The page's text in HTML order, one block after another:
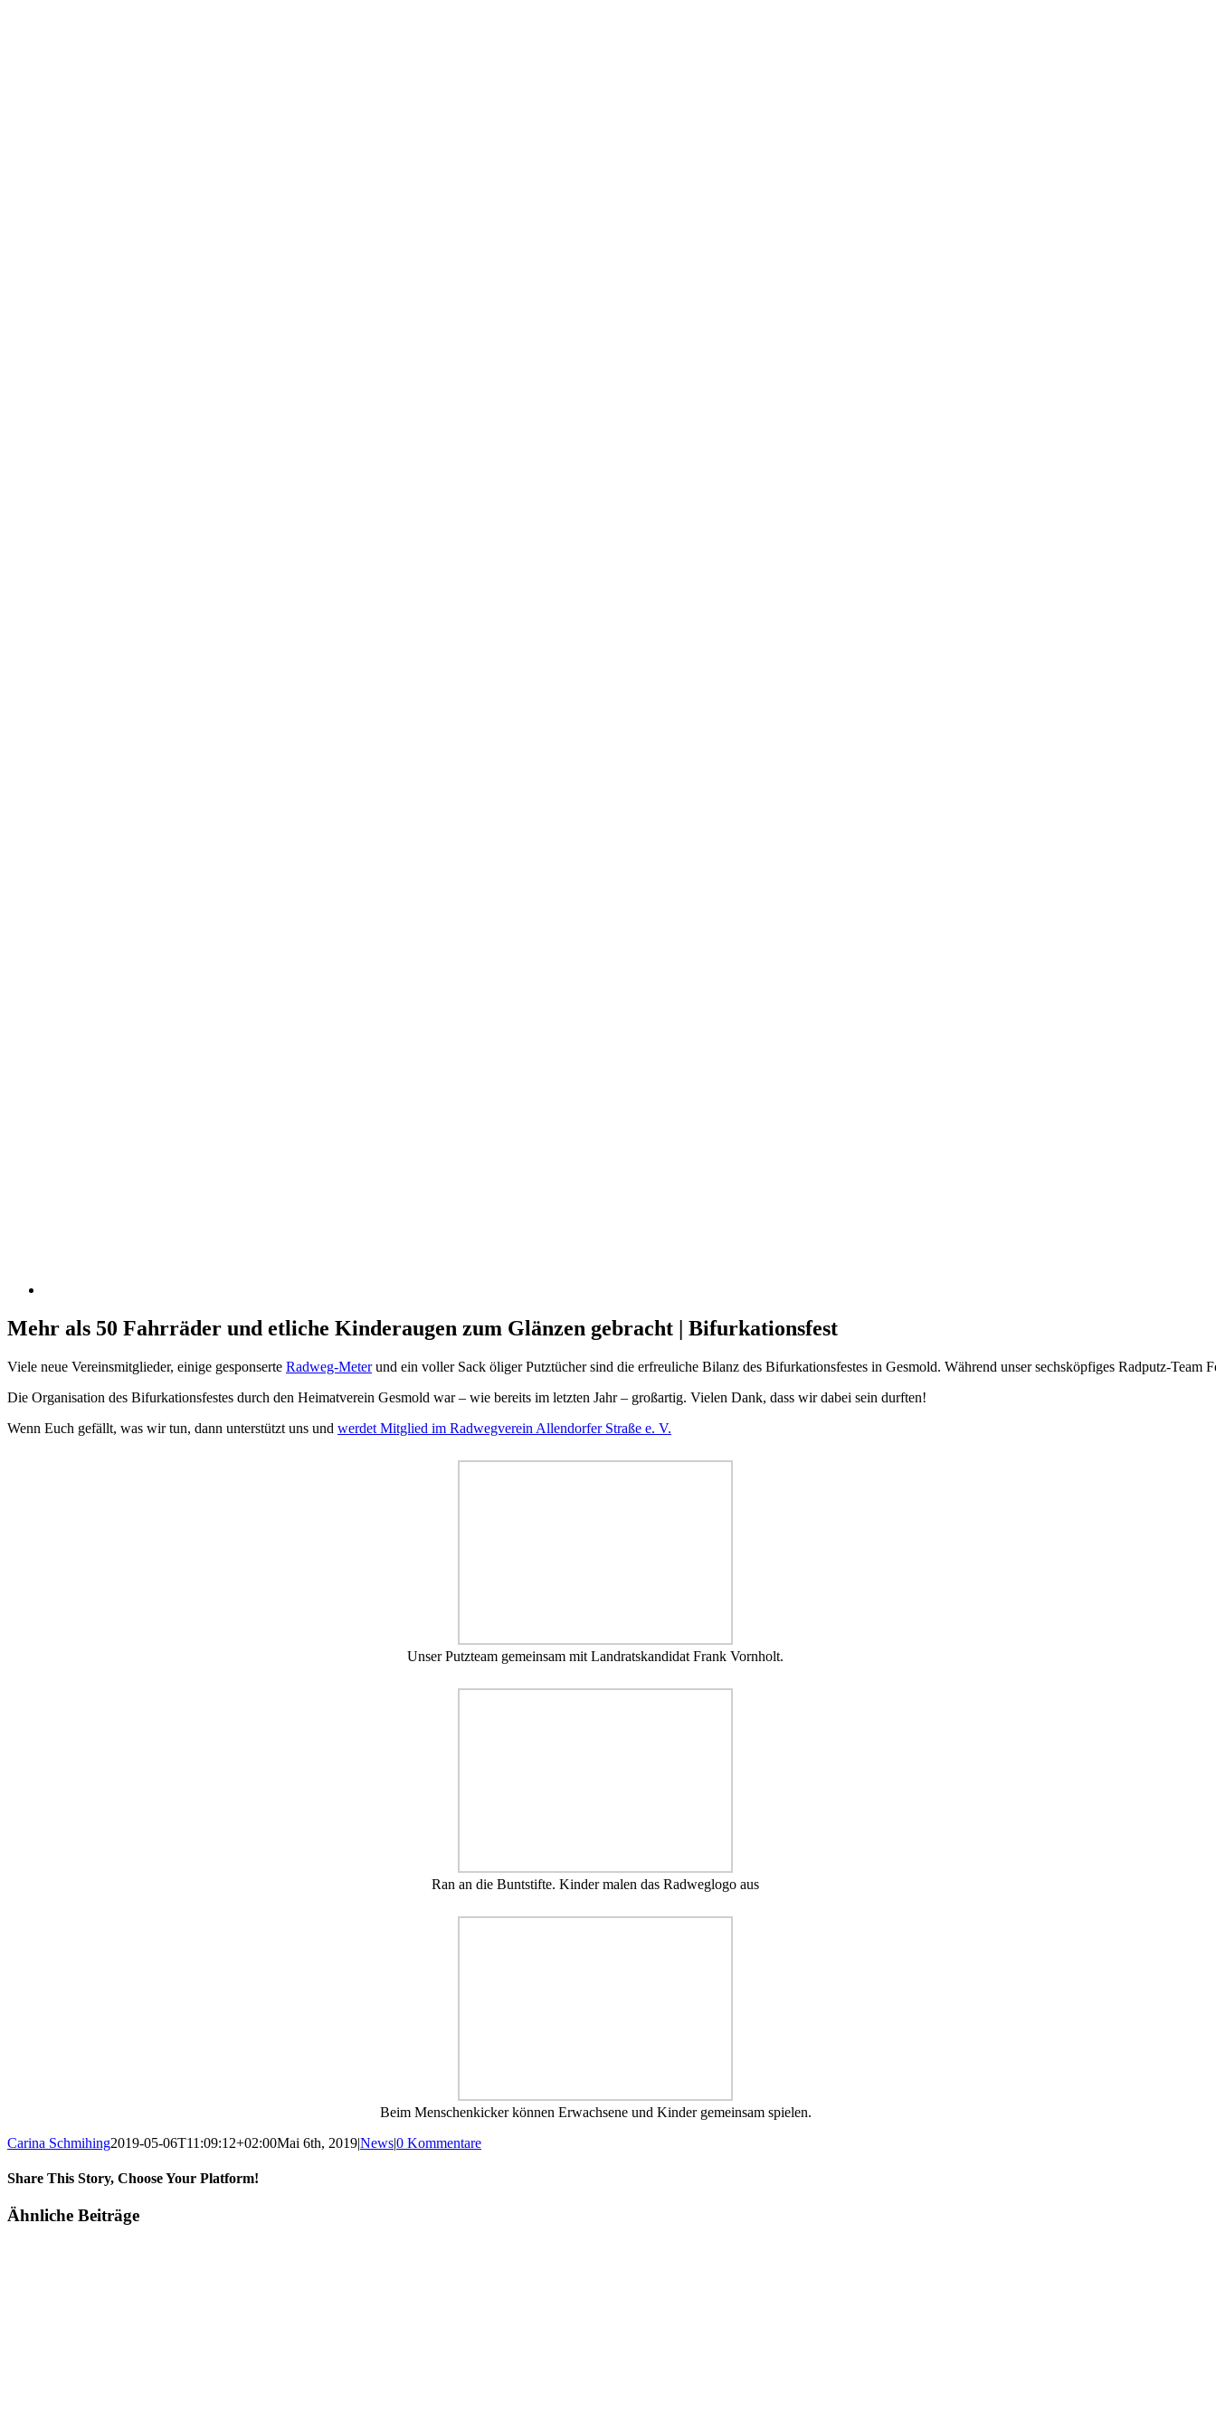
Mehr als 50 Fahrräder und etliche Kinderaugen zum Glänzen gebracht | Bifurkationsfest
Viele neue Vereinsmitglieder, einige gesponserte Radweg-Meterund ein voller Sack öliger Putztücher sind die erfreuliche Bilanz des Bifurkationsfestes in Gesmold. Während unser sechsköpfiges Radputz-
Die Organisation des Bifurkationsfestes durch den Heimatverein Gesmold war – wie bereits im letzten Jahr – großartig. Vielen Dank, dass wir dabei sein durften!
Wenn Euch gefällt, was wir tun, dann unterstützt uns und werdet Mitglied im Radwegverein Allendorfer Straße e. V.
Unser Putzteam gemeinsam mit Landratskandidat Frank Vornholt.
Ran an die Buntstifte. Kinder malen das Radweglogo aus
Beim Menschenkicker können Erwachsene und Kinder gemeinsam spielen.
Carina Schmihing2019-05-06T11:09:12+02:00Mai 6th, 2019|News|0 Kommentare
Share This Story, Choose Your Platform!
Facebook
X
Reddit
LinkedIn
Tumblr
Pinterest
Vk
E-
Ähnliche Beiträge